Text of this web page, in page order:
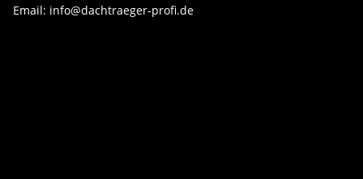
Email: info@dachtraeger-profi.de